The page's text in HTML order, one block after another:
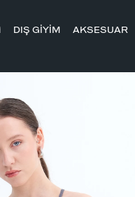
DIŞ GİYİM AKSESUAR